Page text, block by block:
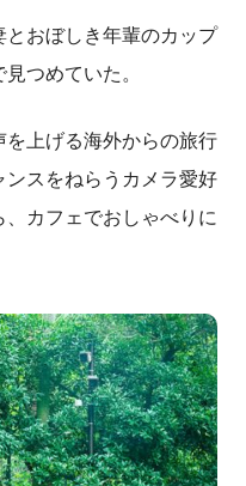
おぼしき年輩のカップ
つめていた。
を上げる海外からの旅行
スをねらうカメラ愛好
カフェでおしゃべりに